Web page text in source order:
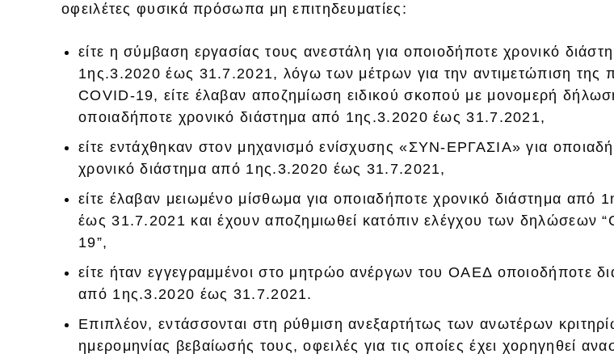
οφειλέτες φυσικά πρόσωπα μη επιτηδευματίες:
είτε η σύμβαση εργασίας τους ανεστάλη για οποιοδήποτε χρονικό
1ης.3.2020 έως 31.7.2021, λόγω των μέτρων για την αντιμετώπιση της
COVID-19, είτε έλαβαν αποζημίωση ειδικού σκοπού με μονομερή
οποιαδήποτε χρονικό διάστημα από 1ης.3.2020 έως 31.7.2021,
είτε εντάχθηκαν στον μηχανισμό ενίσχυσης «ΣΥΝ-ΕΡΓΑΣΙΑ» για
χρονικό διάστημα από 1ης.3.2020 έως 31.7.2021,
είτε έλαβαν μειωμένο μίσθωμα για οποιαδήποτε χρονικό διάστημα από
έως 31.7.2021 και έχουν αποζημιωθεί κατόπιν ελέγχου των δηλώσεων
19”,
είτε ήταν εγγεγραμμένοι στο μητρώο ανέργων του ΟΑΕΔ οποιοδήποτε
από 1ης.3.2020 έως 31.7.2021.
Επιπλέον, εντάσσονται στη ρύθμιση ανεξαρτήτως των ανωτέρων
ημερομηνίας βεβαίωσής τους, οφειλές για τις οποίες έχει χορηγηθεί